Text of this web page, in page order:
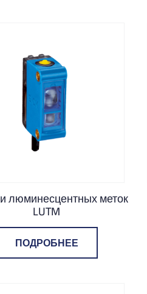
люминесцентных меток
LUTM
ПОДРОБНЕЕ